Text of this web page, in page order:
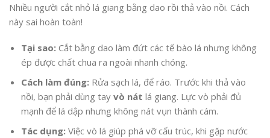
Nhiều người cắt nhỏ lá giang bằng dao rồi thả vào nồi. Cách
này sai hoàn toàn!
Tại sao: Cắt bằng dao làm đứt các tế bào lá nhưng không
ép được chất chua ra ngoài nhanh chóng.
Cách làm đúng: Rửa sạch lá, để ráo. Trước khi thả vào
nồi, bạn phải dùng tay vò nát lá giang. Lực vò phải đủ
mạnh để lá dập nhưng không nát vụn thành cám.
Tác dụng: Việc vò lá giúp phá vỡ cấu trúc, khi gặp nước